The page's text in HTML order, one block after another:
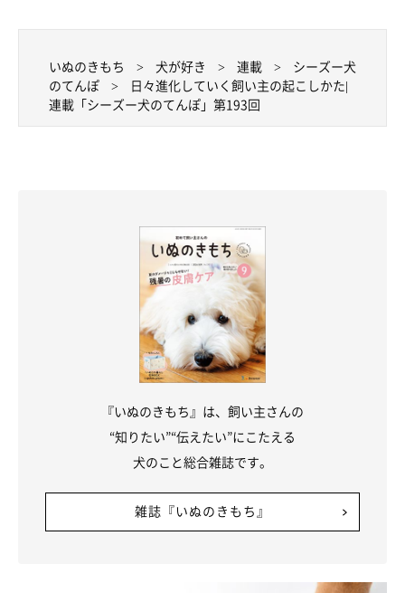
いぬのきもち 犬が好き 連載
シーズー犬
のてんぽ
日々進化していく飼い主の起こしかた|
連載「シーズー犬のてんぽ」第193回
『いぬのきもち』は、飼い主さんの
“知りたい”“伝えたい”にこたえる
犬のこと総合雑誌です。
雑誌『いぬのきもち』